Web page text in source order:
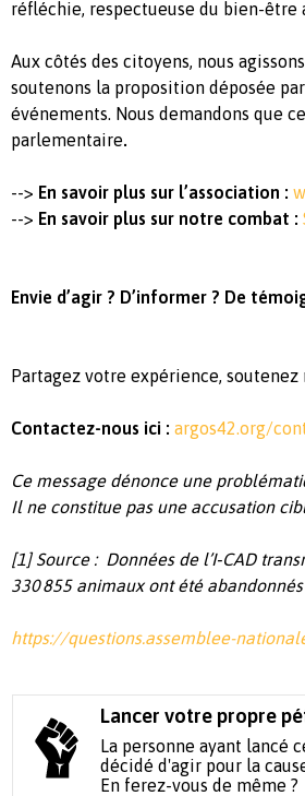
réfléchie, respectueuse du bien-être
Aux côtés des citoyens, nous agissons
soutenons la proposition déposée
événements. Nous demandons que ce
parlementaire.
--> En savoir plus sur l’association :
--> En savoir plus sur notre combat :
Envie d’agir ? D’informer ? De
Partagez votre expérience, soutenez
Contactez-nous ici : argos42.org/
Ce message dénonce une
Il ne constituepas uneaccusation
[1] Source : Données de l’I‑CAD
330 855 animaux ont été abandonnés
https://questions.assemblee-
Lancer votre propre
La personne ayant lancé
décidé d'agir pour la
En ferez-vous de même ?